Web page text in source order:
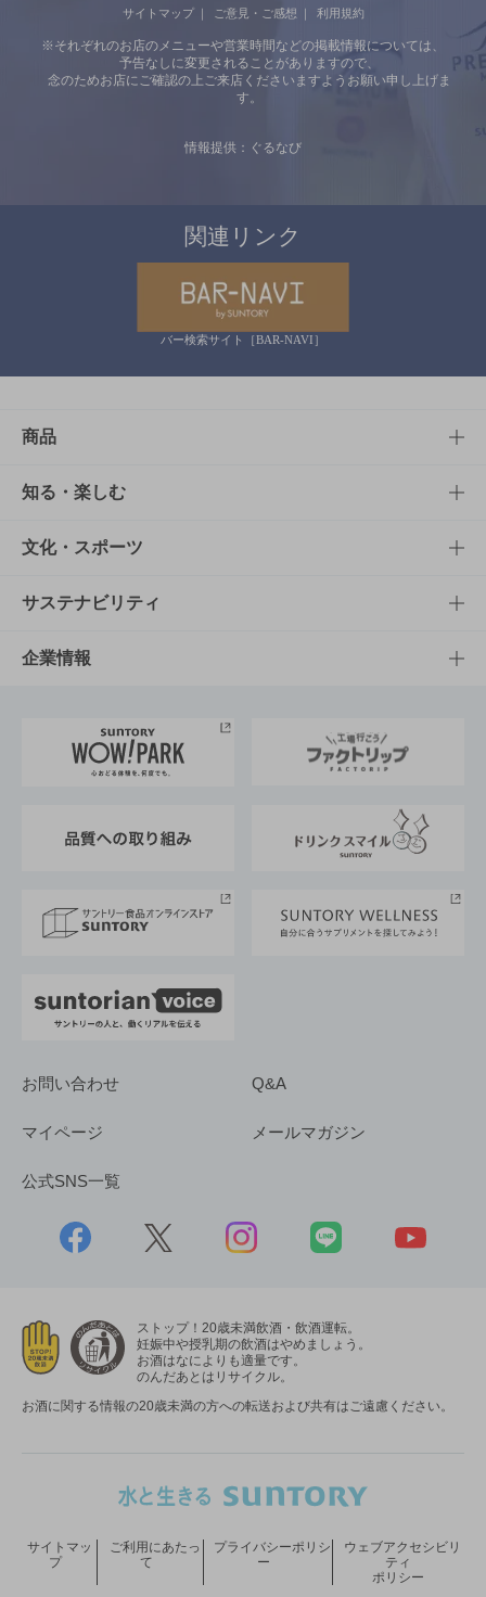
サイトマップ ご意見・ご感想 利用規約
※それぞれのお店のメニューや営業時間などの掲載情報については、
予告なしに変更されることがありますので、
念のためお店にご確認の上ご来店くださいますようお願い申し上げま
す。
情報提供：ぐるなび
関連リンク
バー検索サイト［BAR-NAVI］
商品
商品TOP
商品一覧
商品発売情報
栄養成分一覧
知る・楽しむ
知る・楽しむTOP
キャンペーン
工場見学
地域情報
文化・スポーツ
文化・スポーツTOP
サントリーホール
サントリーサンバーズ大阪
サステナビリティ
サステナビリティTOP
サントリーが考えるサステナビリティ経営
企業情報
企業概要
採用情報
お問い合わせ Q&A
マイページ メールマガジン
公式SNS一覧
ストップ！20歳未満飲酒・飲酒運転。
妊娠中や授乳期の飲酒はやめましょう。
お酒はなによりも適量です。
のんだあとはリサイクル。
お酒に関する情報の20歳未満の方への転送および共有はご遠慮ください。
サイトマッ
プ
ご利用にあたっ
て
プライバシーポリシ
ー
ウェブアクセシビリ
ティ
ポリシー